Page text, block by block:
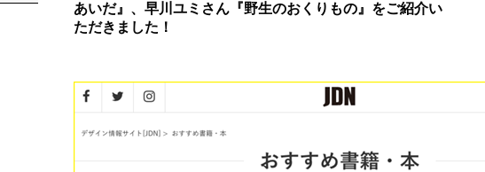
あいだ』、早川ユミさん『野生のおくりもの』をご紹介い
ただきました！